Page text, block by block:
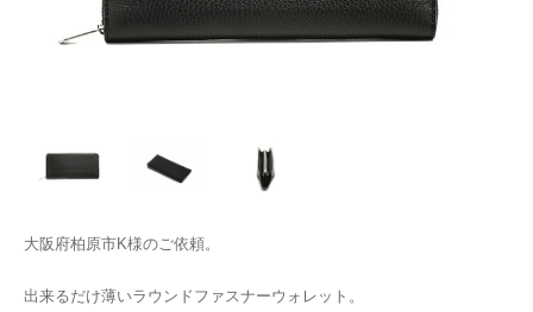
大阪府柏原市K様のご依頼。
出来るだけ薄いラウンドファスナーウォレット。